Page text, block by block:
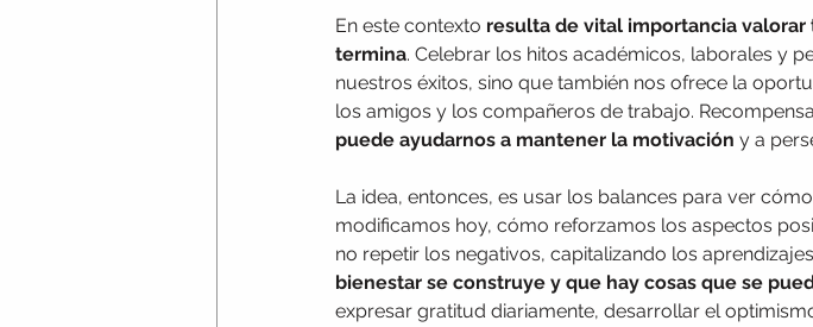
En este contexto resulta de vital importancia
termina. Celebrar los hitos académicos, laborales y
nuestros éxitos, sino que también nos ofrece la
los amigos y los compañeros de trabajo.
puede ayudarnos a mantener la motivación y a
La idea, entonces, es usar los balances para ver
modificamos hoy, cómo reforzamos los aspectos
no repetir los negativos, capitalizando los
bienestar se construye y que hay cosas que se
expresar gratitud diariamente, desarrollar el